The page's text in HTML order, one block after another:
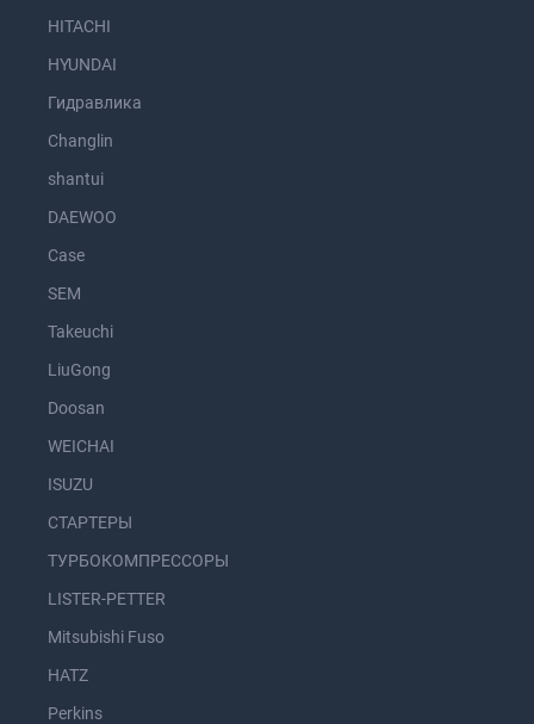
HITACHI
HYUNDAI
Гидравлика
Changlin
shantui
DAEWOO
Case
SEM
Takeuchi
LiuGong
Doosan
WEICHAI
ISUZU
СТАРТЕРЫ
ТУРБОКОМПРЕССОРЫ
LISTER-PETTER
Mitsubishi Fuso
HATZ
Perkins